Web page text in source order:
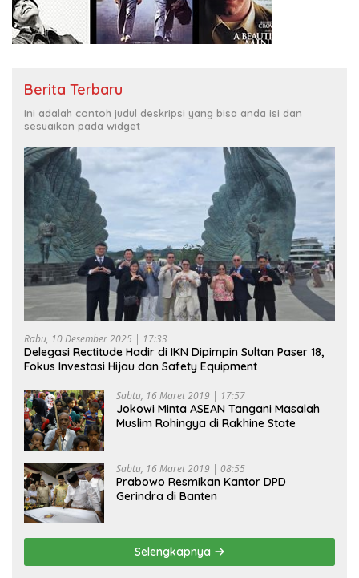
Berita Terbaru
Ini adalah contoh judul deskripsi yang bisa anda isi dan
sesuaikan pada widget
Rabu, 10 Desember 2025 | 17:33
Delegasi Rectitude Hadir di IKN Dipimpin Sultan Paser 18,
Fokus Investasi Hijau dan Safety Equipment
Sabtu, 16 Maret 2019 | 17:57
Jokowi Minta ASEAN Tangani Masalah
Muslim Rohingya di Rakhine State
Sabtu, 16 Maret 2019 | 08:55
Prabowo Resmikan Kantor DPD
Gerindra di Banten
Selengkapnya